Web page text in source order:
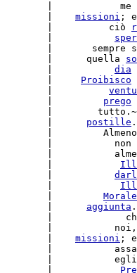
|
missioni ;
|          ciò
|       sempre
|      quella
dia
Proibisco
prego
|
postille
|
|
|
Morale
aggiunta
|
|
missioni ;
|
|